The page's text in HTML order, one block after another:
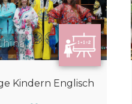
Kindern Englisch